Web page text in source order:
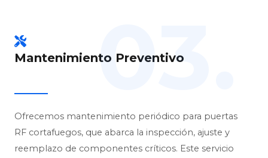
Mantenimiento Preventivo
03.
Ofrecemos mantenimiento periódico para puertas
RF cortafuegos, que abarca la inspección, ajuste y
reemplazo de componentes críticos. Este servicio